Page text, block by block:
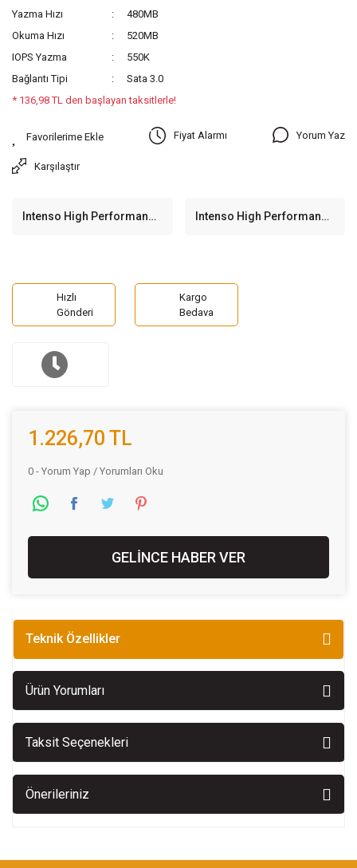
Yazma Hızı
480MB
Okuma Hızı
520MB
IOPS Yazma
550K
Bağlantı Tipi
Sata 3.0
* 136,98 TL den başlayan taksitlerle!
Fiyat Alarmı Yorum Yaz
Karşılaştır
Intenso High Performance
Intenso High Performance
Hızlı
Gönderi
Kargo
Bedava
1.226,70 TL
0 - Yorum Yap / Yorumları Oku
GELİNCE HABER VER
Teknik Özellikler
Ürün Yorumları
Taksit Seçenekleri
Önerileriniz